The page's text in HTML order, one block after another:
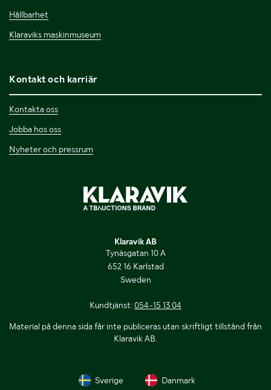
Hållbarhet
Klaraviks maskinmuseum
Kontakt och karriär
Kontakta oss
Jobba hos oss
Nyheter och pressrum
Klaravik AB
Tynäsgatan 10 A
652 16 Karlstad
Sweden
Kundtjänst: 054-15 13 04
Material på denna sida får inte publiceras utan skriftligt tillstånd från
Klaravik AB.
Sverige Danmark